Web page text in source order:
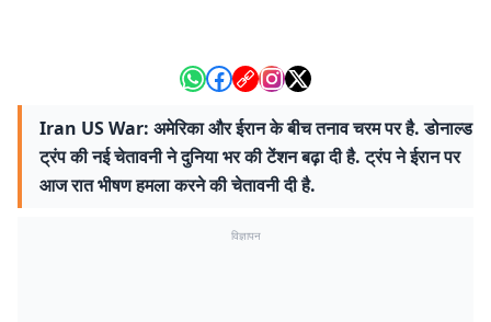
Iran US War: अमेरिका और ईरान के बीच तनाव चरम पर है. डोनाल्ड
ट्रंप की नई चेतावनी ने दुनिया भर की टेंशन बढ़ा दी है. ट्रंप ने ईरान पर
आज रात भीषण हमला करने की चेतावनी दी है.
विज्ञापन